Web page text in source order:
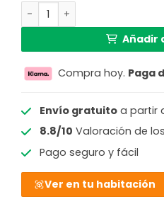
Lámpara colgante
Añadir
Compra hoy. Paga
Envío gratuitoa partir
8.8/10 Valoración de
Pago seguro y fácil
Ver en tu habitación